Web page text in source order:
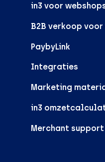
in3 voor
B2B verkoop
PaybyLink
Integraties
Marketing
in3
Merchant support